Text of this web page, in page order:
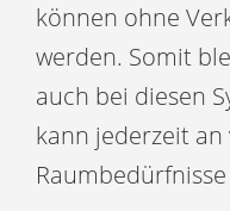
können ohne
werden. Somit
auch bei diesen
kann jederzeit